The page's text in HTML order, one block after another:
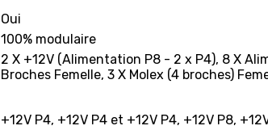
Oui
100% modulaire
2 X +12V (Alimentation P8 - 2 x P4), 8 X
Broches Femelle, 3 X Molex (4 broches)
+12V P4, +12V P4 et +12V P4, +12V P8,